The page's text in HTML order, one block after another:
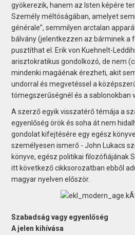
gyökerezik, hanem az Isten képére
Személy méltóságában, amelyet
générale”, semmilyen arctalan
bálvány (jelentkezzen az bárminek a
pusztíthat el. Erik von Kuehnelt-
arisztokratikus gondolkozó, de nem
mindenki magáénak érezheti, akit
undorral és megvetéssel a
tömegszerűségnél és a sablonokban
A szerző egyik visszatérő témája a
egyenlőség örök és soha át nem
gondolat kifejtésére egy egész
személyesen ismerő - John Lukacs
könyve, egész politikai filozófiájának
itt következő cikksorozatban ebből
magyar nyelven először.
Szabadság vagy egyenlőség
A jelen kihívása